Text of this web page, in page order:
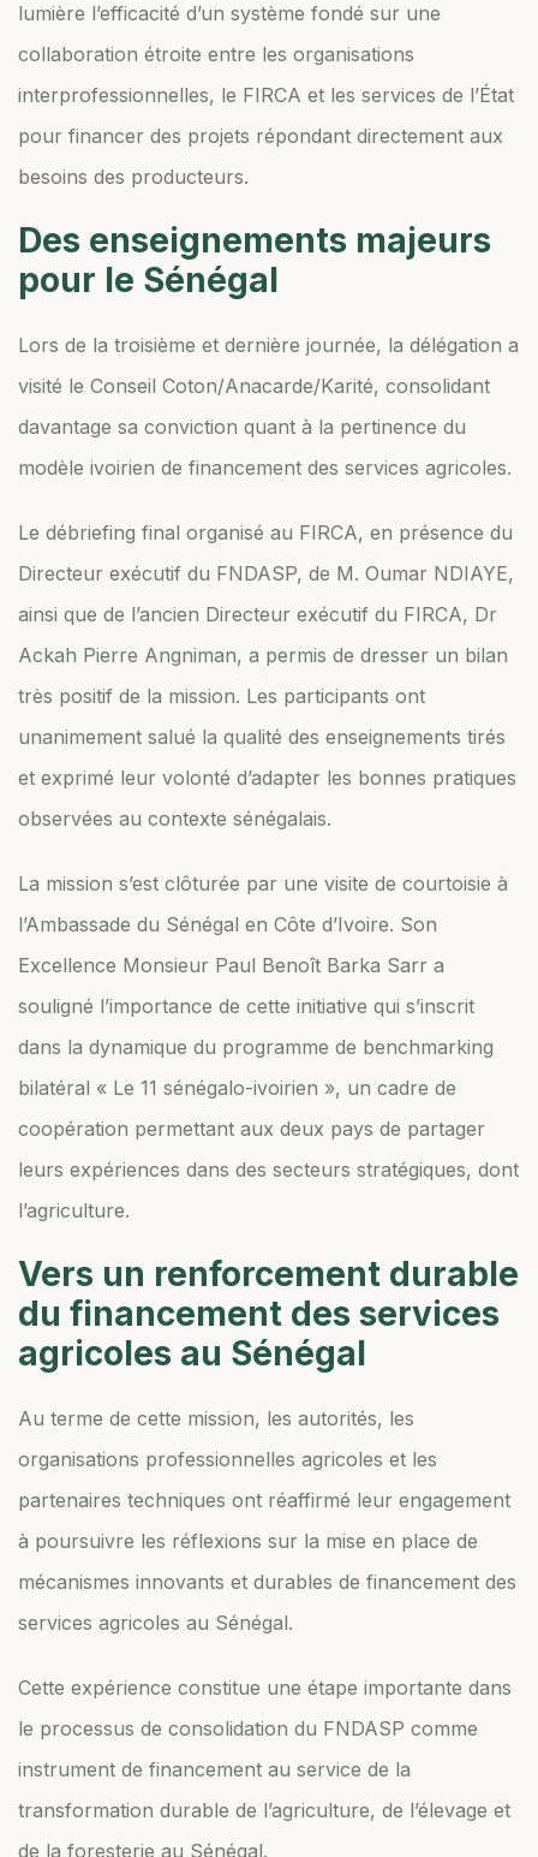
lumière l’efficacité d’un système fondé sur une
collaboration étroite entre les organisations
interprofessionnelles, le FIRCA et les services de l’État
pour financer des projets répondant directement aux
besoins des producteurs.
Des enseignements majeurs
pour le Sénégal
Lors de la troisième et dernière journée, la délégation a
visité le Conseil Coton/Anacarde/Karité, consolidant
davantage sa conviction quant à la pertinence du
modèle ivoirien de financement des services agricoles.
Le débriefing final organisé au FIRCA, en présence du
Directeur exécutif du FNDASP, de M. Oumar NDIAYE,
ainsi que de l’ancien Directeur exécutif du FIRCA, Dr
Ackah Pierre Angniman, a permis de dresser un bilan
très positif de la mission. Les participants ont
unanimement salué la qualité des enseignements tirés
et exprimé leur volonté d’adapter les bonnes pratiques
observées au contexte sénégalais.
La mission s’est clôturée par une visite de courtoisie à
l’Ambassade du Sénégal en Côte d’Ivoire. Son
Excellence Monsieur Paul Benoît Barka Sarr a
souligné l’importance de cette initiative qui s’inscrit
dans la dynamique du programme de benchmarking
bilatéral « Le 11 sénégalo-ivoirien », un cadre de
coopération permettant aux deux pays de partager
leurs expériences dans des secteurs stratégiques, dont
l’agriculture.
Vers un renforcement durable
du financement des services
agricoles au Sénégal
Au terme de cette mission, les autorités, les
organisations professionnelles agricoles et les
partenaires techniques ont réaffirmé leur engagement
à poursuivre les réflexions sur la mise en place de
mécanismes innovants et durables de financement des
services agricoles au Sénégal.
Cette expérience constitue une étape importante dans
le processus de consolidation du FNDASP comme
instrument de financement au service de la
transformation durable de l’agriculture, de l’élevage et
de la foresterie au Sénégal.